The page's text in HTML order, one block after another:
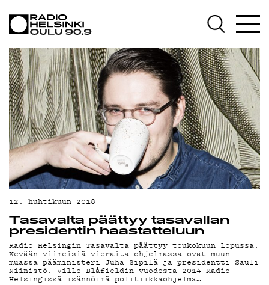
AJANKOHTAISTA
OHJELMAT
TEKIJÄT
ON-DEMAND
PODCAST
MAINOSTA
YHTEYSTIEDOT
G LIVELAB
YSTÄVÄKLUBI
TIETOSUOJA
12. huhtikuun 2018
Tasavalta päättyy tasavallan
presidentin haastatteluun
Radio Helsingin Tasavalta päättyy toukokuun lopussa.
Kevään viimeisiä vieraita ohjelmassa ovat muun
muassa pääministeri Juha Sipilä ja presidentti Sauli
Niinistö. Ville Blåfieldin vuodesta 2014 Radio
Helsingissä isännöimä politiikkaohjelma…